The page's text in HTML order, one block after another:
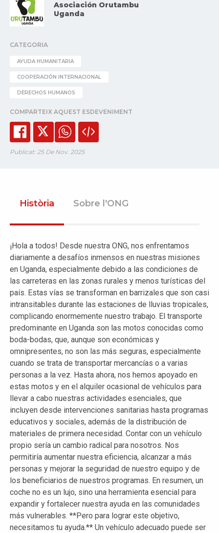
Asociación Orutambu
Uganda
CATEGORIA
AYUDA HUMANITARIA
COOPERACIÓN INTERNACIONAL
DERECHOS HUMANOS
COMPARTEIX AQUEST ESDEVENIMENT
Publicat: 25 De Nov. 2025
Història Sobre l'ONG
¡Hola a todos! Desde nuestra ONG, nos enfrentamos
diariamente a desafíos inmensos en nuestras misiones
en Uganda, especialmente debido a las condiciones de
las carreteras en las zonas rurales y menos turísticas del
país. Estas vías se transforman en barrizales que son casi
intransitables durante las estaciones de lluvias tropicales,
complicando enormemente nuestro trabajo. El transporte
predominante en Uganda son las motos conocidas como
boda-bodas, que, aunque son económicas y
omnipresentes, no son las más seguras, especialmente
cuando se trata de transportar mercancías o a varias
personas a la vez. Hasta ahora, nos hemos apoyado en
estas motos y en el alquiler ocasional de vehículos para
llevar a cabo nuestras actividades esenciales, que
incluyen desde intervenciones sanitarias hasta programas
educativos y sociales, además de la distribución de
materiales de primera necesidad. Contar con un vehículo
propio sería un cambio radical para nosotros. Nos
permitiría aumentar nuestra eficiencia, alcanzar a más
personas y mejorar la seguridad de nuestro equipo y de
los beneficiarios de nuestros programas. En resumen, un
coche no es un lujo, sino una herramienta esencial para
expandir y fortalecer nuestra ayuda en las comunidades
más vulnerables. **Pero para lograr este objetivo,
necesitamos tu ayuda.** Un vehículo adecuado puede ser